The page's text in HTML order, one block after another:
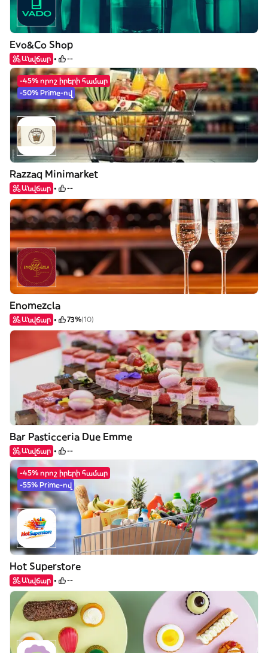
Evo&Co Shop
Անվճար --
-45% որոշ իրերի համար
-50% Prime-ով
Razzaq Minimarket
Անվճար --
Enomezcla
Անվճար 73%(10)
Bar Pasticceria Due Emme
Անվճար --
-45% որոշ իրերի համար
-55% Prime-ով
Hot Superstore
Անվճար --